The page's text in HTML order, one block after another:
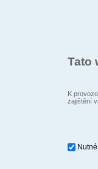
Tato
K
zajištění
Nutné